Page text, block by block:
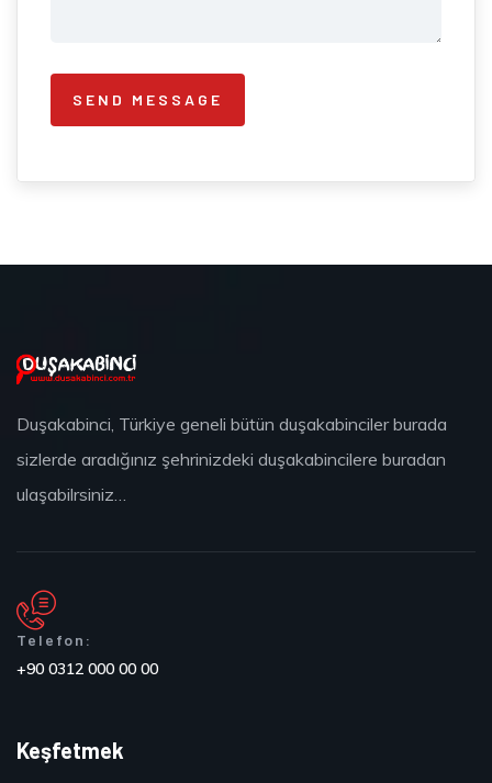
Duşakabinci, Türkiye geneli bütün duşakabinciler burada
sizlerde aradığınız şehrinizdeki duşakabincilere buradan
ulaşabilrsiniz…
Telefon:
+90 0312 000 00 00
Keşfetmek